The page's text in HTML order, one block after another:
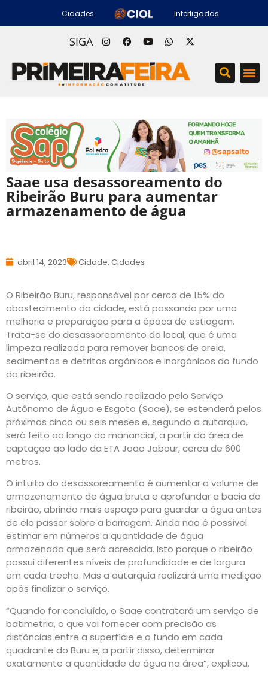
Cidades Interligadas
SIGA
Saae usa desassoreamento do
Ribeirão Buru para aumentar
armazenamento de água
abril 14, 2023 Cidade, Cidades
O Ribeirão Buru, responsável por cerca de 15% do
abastecimento da cidade, está passando por uma
melhoria e preparação para a época de estiagem.
Trata-se do desassoreamento do local, que é uma
limpeza realizada para remover bancos de areia,
sedimentos e detritos orgânicos e inorgânicos do fundo
do ribeirão.
O serviço, que está sendo realizado pelo Serviço
Autônomo de Água e Esgoto (Saae), se estenderá pelos
próximos cinco ou seis meses e, segundo a autarquia,
será feito ao longo do manancial, a partir da área de
captação ao lado da ETA João Jabour, cerca de 600
metros.
O intuito do desassoreamento é aumentar o volume de
armazenamento de água bruta e aprofundar a bacia do
ribeirão, abrindo mais espaço para guardar a água antes
de ela passar sobre a barragem. Ainda não é possível
estimar em números a quantidade de água
armazenada que será acrescida. Isto porque o ribeirão
possui diferentes níveis de profundidade e de largura
em cada trecho. Mas a autarquia realizará uma medição
após finalizar o serviço.
“Quando for concluído, o Saae contratará um serviço de
batimetria, o que vai fornecer com precisão as
distâncias entre a superfície e o fundo em cada
quadrante do Buru e, a partir disso, determinar
exatamente a quantidade de água na área”, explicou.